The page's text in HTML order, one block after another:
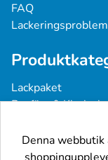
FAQ
Lackpaket
Basfärg & Klarlack
Grundfärg &
Verktyg &
Denna